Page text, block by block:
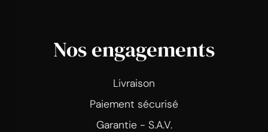
Nos engagements
Livraison
Paiement sécurisé
Garantie - S.A.V.